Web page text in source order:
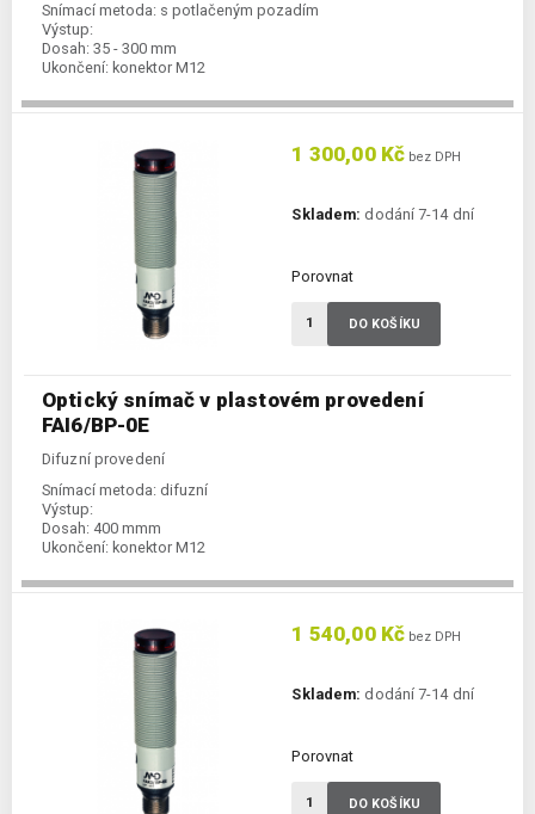
Snímací metoda: s potlačeným pozadím
Výstup:
Dosah: 35 - 300 mm
Ukončení: konektor M12
Optický snímač v plastovém provedení
FAI6/BP-0E
Difuzní provedení
Snímací metoda: difuzní
Výstup:
Dosah: 400 mmm
Ukončení: konektor M12
1 300,00 Kč bez DPH
Skladem: dodání 7-14 dní
Porovnat
DO KOŠÍKU
1 540,00 Kč bez DPH
Skladem: dodání 7-14 dní
Porovnat
DO KOŠÍKU